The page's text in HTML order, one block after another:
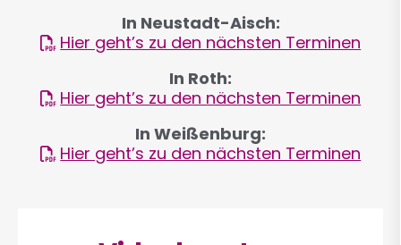
In Neustadt-Aisch:
Hier geht’s zu den nächsten Terminen
In Roth:
Hier geht’s zu den nächsten Terminen
In Weißenburg:
Hier geht’s zu den nächsten Terminen